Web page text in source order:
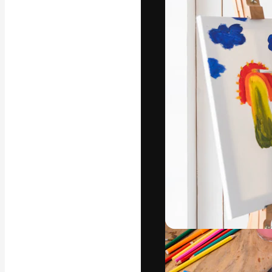
La plataforma
trabajo. Más
entre creativos,
estudios.
Español
Copyright ©